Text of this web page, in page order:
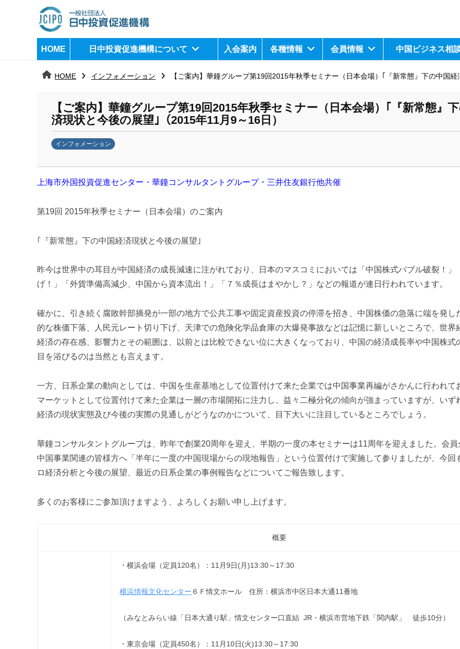
日
中
j
HOME
日中投資促進機構について 入会案内 各種情報 会員情報 中国ビジネス相
HOME インフォメーション 【ご案内】華鐘グループ第19回2015年秋季セミナー（日本会場）｢『新常態』下の中国
【ご案内】華鐘グループ第19回2015年秋季セミナー（日本会場）｢『新常態』
済現状と今後の展望｣（2015年11月9～16日）
インフォメーション
k
n
u
m
上海市外国投資促進センター・華鐘コンサルタントグループ・三井住友銀行他共催
第19回 2015年秋季セミナー（日本会場）のご案内
｢『新常態』下の中国経済現状と今後の展望｣
昨今は世界中の耳目が中国経済の成長減速に注がれており、日本のマスコミにおいては「中国株式バブル破裂！」
げ！」「外貨準備高減少、中国から資本流出！」「７％成長はまやかし？」などの報道が連日行われています。
確かに、引き続く腐敗幹部摘発が一部の地方で公共工事や固定資産投資の停滞を招き、中国株価の急落に端を発し
的な株価下落、人民元レート切り下げ、天津での危険化学品倉庫の大爆発事故などは記憶に新しいところで、世界
経済の存在感、影響力とその範囲は、以前とは比較できない位に大きくなっており、中国の経済成長率や中国株式
目を浴びるのは当然とも言えます。
一方、日系企業の動向としては、中国を生産基地として位置付けて来た企業では中国事業再編がさかんに行われて
マーケットとして位置付けて来た企業は一層の市場開拓に注力し、益々二極分化の傾向が強まっていますが、いず
経済の現状実態及び今後の実際の見通しがどうなのかについて、目下大いに注目しているところでしょう。
華鐘コンサルタントグループは、昨年で創業20周年を迎え、半期の一度の本セミナーは11周年を迎えました。会
中国事業関連の皆様方へ「半年に一度の中国現場からの現地報告」という位置付けで実施して参りましたが、今回
ロ経済分析と今後の展望、最近の日系企業の事例報告などについてご報告致します。
多くのお客様にご参加頂けますよう、よろしくお願い申し上げます。
概要
・横浜会場（定員120名）：11月9日(月)13:30～17:30
横浜情報文化センター ６Ｆ情文ホール 住所：横浜市中区日本大通11番地
（みなとみらい線「日本大通り駅」情文センター口直結 JR・横浜市営地下鉄「関内駅」 徒歩10分）
・東京会場（定員450名）：11月10日(火)13:30～17:30